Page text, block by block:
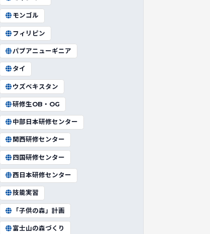
モンゴル
フィリピン
パプアニューギニア
タイ
ウズベキスタン
研修生OB・OG
中部日本研修センター
関西研修センター
四国研修センター
西日本研修センター
技能実習
「子供の森」計画
富士山の森づくり